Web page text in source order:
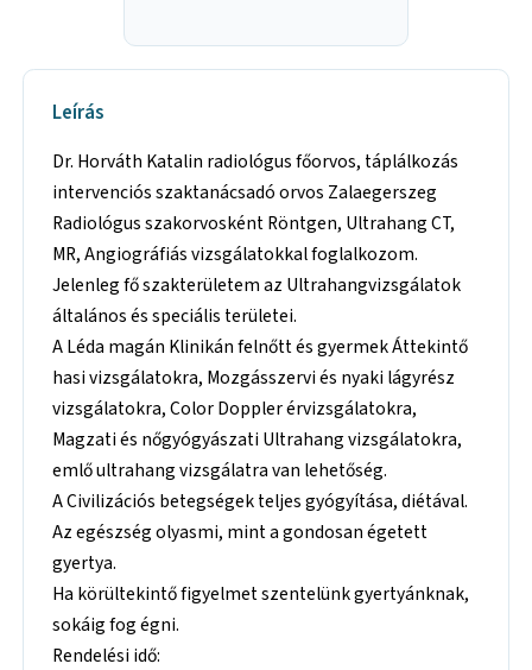
Leírás
Dr. Horváth Katalin radiológus főorvos, táplálkozás
intervenciós szaktanácsadó orvos Zalaegerszeg
Radiológus szakorvosként Röntgen, Ultrahang CT,
MR, Angiográfiás vizsgálatokkal foglalkozom.
Jelenleg fő szakterületem az Ultrahangvizsgálatok
általános és speciális területei.
A Léda magán Klinikán felnőtt és gyermek Áttekintő
hasi vizsgálatokra, Mozgásszervi és nyaki lágyrész
vizsgálatokra, Color Doppler érvizsgálatokra,
Magzati és nőgyógyászati Ultrahang vizsgálatokra,
emlő ultrahang vizsgálatra van lehetőség.
A Civilizációs betegségek teljes gyógyítása, diétával.
Az egészség olyasmi, mint a gondosan égetett
gyertya.
Ha körültekintő figyelmet szentelünk gyertyánknak,
sokáig fog égni.
Rendelési idő: